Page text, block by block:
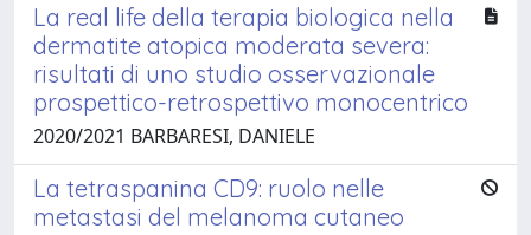
La real life della terapia biologica nella
dermatite atopica moderata severa:
risultati di uno studio osservazionale
prospettico-retrospettivo monocentrico
2020/2021 BARBARESI, DANIELE
La tetraspanina CD9: ruolo nelle
metastasi del melanoma cutaneo